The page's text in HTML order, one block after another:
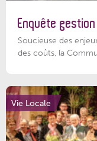
Enquête
Soucieuse des
des coûts, la
Vie Locale